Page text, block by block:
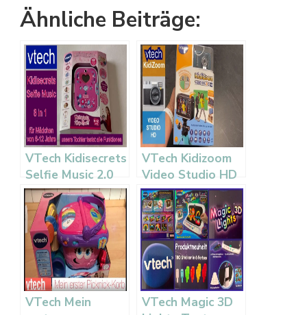
Ähnliche Beiträge:
VTech Kidisecrets
Selfie Music 2.0
Test – Tagebuch
mit Kamera
VTech Kidizoom
Video Studio HD
Test – Kamera
fuer Kinder
VTech Mein
VTech Magic 3D